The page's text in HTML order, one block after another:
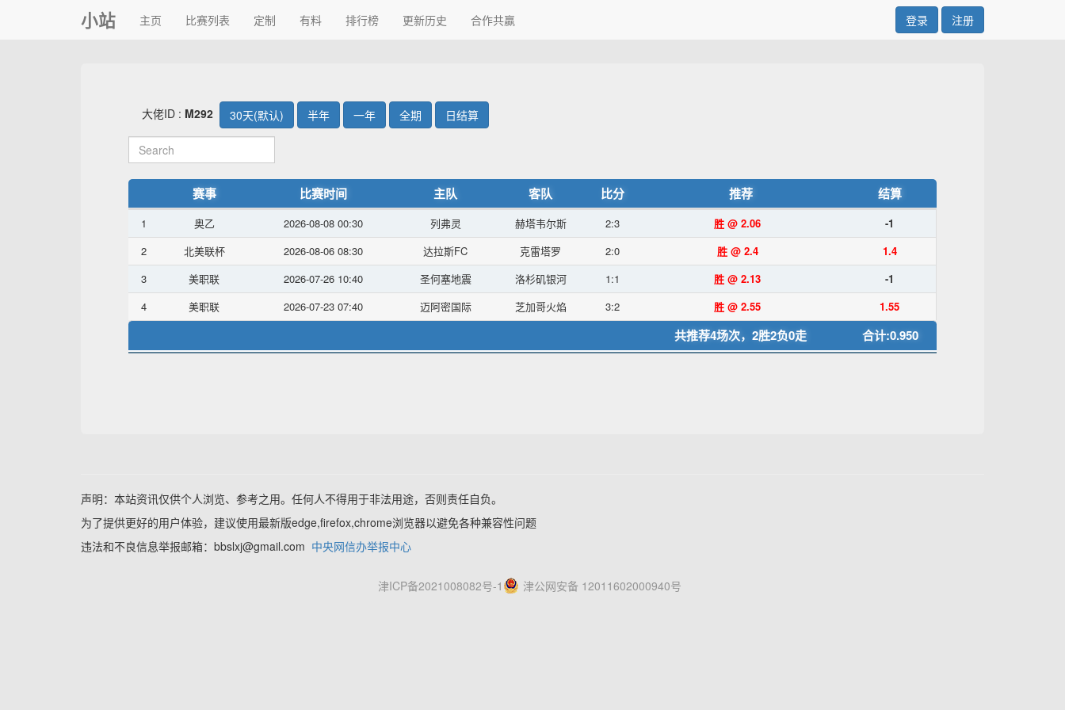
小站 主页 比赛列表 定制 有料 排行榜 更新历史 合作共贏 登录 注册
大佬ID : M292 30天(默认) 半年 一年 全期 日结算
赛事 比赛时间 主队 客队 比分 推荐 结算
1 奥乙 2026-08-08 00:30 列弗灵 赫塔韦尔斯 2:3 胜 @ 2.06
-1
2
北美联杯 2026-08-06 08:30 达拉斯FC 克雷塔罗 2:0 胜 @ 2.4
1.4
3
美职联 2026-07-26 10:40 圣何塞地震 洛杉矶银河 1:1 胜 @ 2.13
-1
4
美职联 2026-07-23 07:40 迈阿密国际 芝加哥火焰 3:2 胜 @ 2.55 1.55
共推荐4场次，2胜2负0走 合计:0.950
声明：本站资讯仅供个人浏览、参考之用。任何人不得用于非法用途，否则责任自负。
为了提供更好的用户体验，建议使用最新版edge,firefox,chrome浏览器以避免各种兼容性问题
违法和不良信息举报邮箱：bbslxj@gmail.com 中央网信办举报中心
津公网安备 12011602000940号
津ICP备2021008082号-1